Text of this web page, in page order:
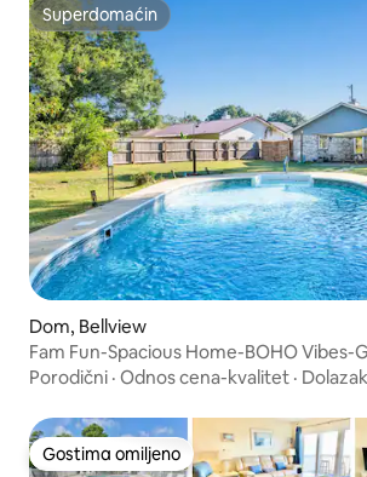
Superdomaćin
Superdomaćin
Dom, Bellview
Fam Fun-Spacious Home-BOHO Vibes-
Pool
Porodični · Odnos cena-kvalitet ·
Gostima omiljeno
Gostima omiljeno